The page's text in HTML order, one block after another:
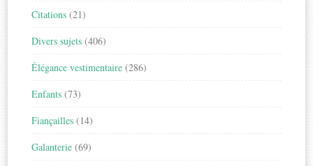
Citations (21)
Divers sujets (406)
Élégance vestimentaire (286)
Enfants (73)
Fiançailles (14)
Galanterie (69)